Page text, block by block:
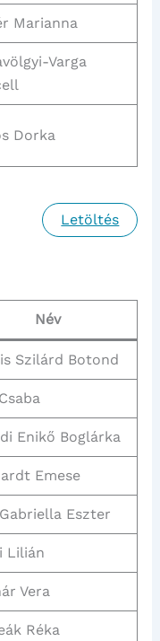
Marianna
Varga
Dorka
Letöltés
Név
Szilárd Botond
Enikő Boglárka
Emese
Eszter
Lilián
Vera
Réka